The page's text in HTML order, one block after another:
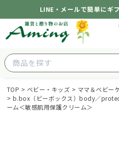
LINE・メールで簡単にギ
TOP ベビー・キッズ ママ＆ベビー
b.box（ビーボックス）body／
ーム＜敏感肌用保護クリーム＞